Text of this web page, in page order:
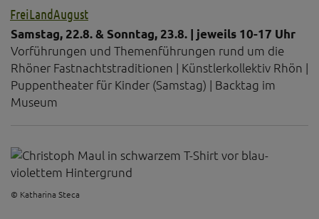
FreiLandAugust
Samstag, 22.8. & Sonntag, 23.8. | jeweils 10-17 Uhr
Vorführungen und Themenführungen rund um die
Rhöner Fastnachtstraditionen | Künstlerkollektiv Rhön |
Puppentheater für Kinder (Samstag) | Backtag im
Museum
© Katharina Steca